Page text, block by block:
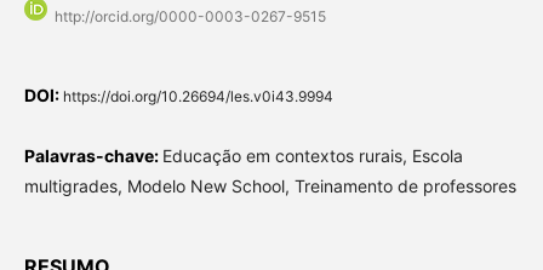
http://orcid.org/0000-0003-0267-9515
DOI: https://doi.org/10.26694/les.v0i43.9994
Palavras-chave: Educação em contextos rurais, Escola
multigrades, Modelo New School, Treinamento de professores